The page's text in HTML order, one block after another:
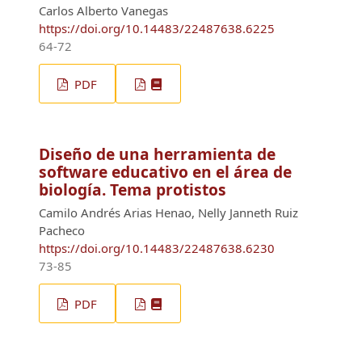
Carlos Alberto Vanegas
https://doi.org/10.14483/22487638.6225
64-72
PDF
Diseño de una herramienta de
software educativo en el área de
biología. Tema protistos
Camilo Andrés Arias Henao, Nelly Janneth Ruiz
Pacheco
https://doi.org/10.14483/22487638.6230
73-85
PDF